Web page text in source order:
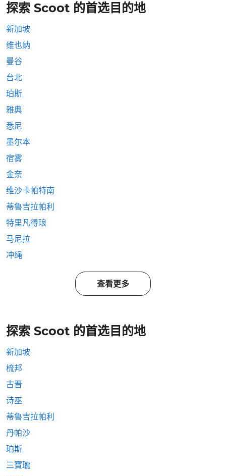
探索 Scoot 的首选目的地
新加坡
维也纳
曼谷
台北
珀斯
雅典
悉尼
墨尔本
宿雾
金奈
维沙卡帕特南
蒂魯吉拉帕利
特里凡得琅
马尼拉
冲绳
查看更多
探索 Scoot 的首选目的地
新加坡
梳邦
古晋
诗巫
蒂魯吉拉帕利
丹帕沙
珀斯
三寶瓏